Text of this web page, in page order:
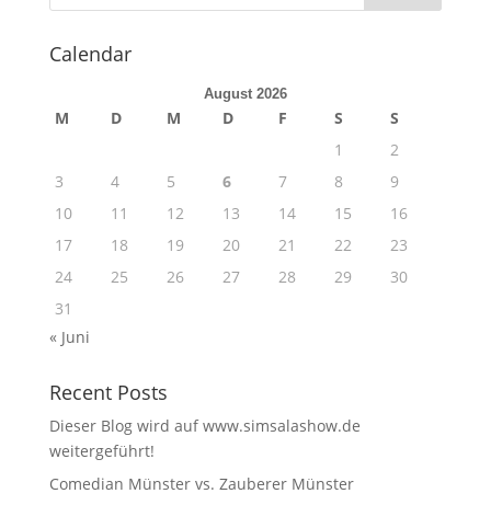
Calendar
August 2026
M D M D F S
S
1
2
3
4 5 6 7 8
9
10
11 12 13 14 15
16
17
18 19 20 21 22
23
24
25 26 27 28 29
30
31
« Juni
Recent Posts
Dieser Blog wird auf www.simsalashow.de
weitergeführt!
Comedian Münster vs. Zauberer Münster